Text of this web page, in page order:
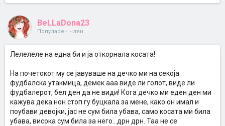
BeLLaDona23
Популарен член
Лелелеле на една би и ја откорнала косата!
На почетокот му се јавуваше на дечко ми на секоја
фудбалска утакмица, демек ааа виде ли голот, виде ли
фудбалерот, бел ден да не види! Кога дечко ми еден ден ми
кажува дека нон стоп гу буцкала за мене, како он имал и
поубави девојки, јас не сум била убава, само косата ми била
убава, висока сум била за него...дрн дрн. Таа не се